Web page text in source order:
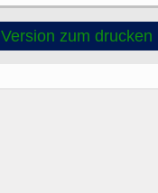
Version zum drucken